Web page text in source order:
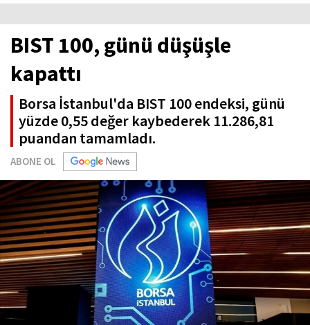
BIST 100, günü düşüşle
kapattı
Borsa İstanbul'da BIST 100 endeksi, günü
yüzde 0,55 değer kaybederek 11.286,81
puandan tamamladı.
ABONE OL